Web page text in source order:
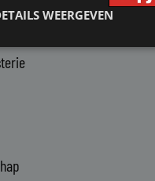
en Veiligheid
WEERGEVEN